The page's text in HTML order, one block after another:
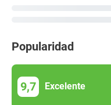
Popularidad
9,7 Excelente